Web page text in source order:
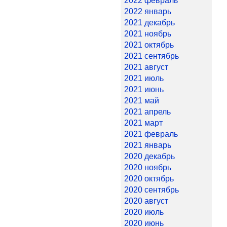
2022 январь
2021 декабрь
2021 ноябрь
2021 октябрь
2021 сентябрь
2021 август
2021 июль
2021 июнь
2021 май
2021 апрель
2021 март
2021 февраль
2021 январь
2020 декабрь
2020 ноябрь
2020 октябрь
2020 сентябрь
2020 август
2020 июль
2020 июнь